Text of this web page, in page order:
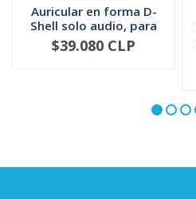
Auricular en forma D-
Shell solo audio, para
mic...
+
$39.080 CLP